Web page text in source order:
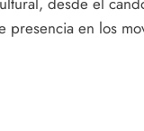
presencia en los